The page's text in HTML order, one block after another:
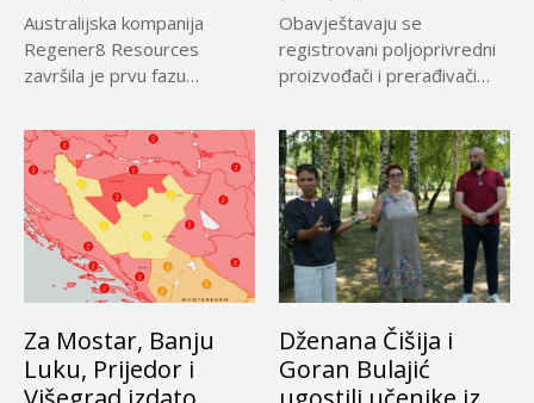
Australijska kompanija
Regener8 Resources
završila je prvu fazu
projektu...
Obavještavaju se
registrovani poljoprivredni
proizvođači i prerađivači
su...
Za Mostar, Banju
Luku, Prijedor i
Dženana Čišija i
Goran Bulajić